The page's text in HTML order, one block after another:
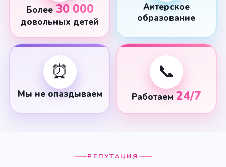
Более30 000
довольных детей
Актерское
образование
⏰
Мы не опаздываем
📞
Работаем 24/7
РЕПУТАЦИЯ